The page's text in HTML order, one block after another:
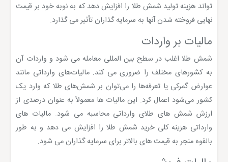
تواند هزینه تولید شمش طلا را افزایش دهد که به نوبه خود بر قیمت
نهایی فروخته شدن آنها به سرمایه گذاران تأثیر می گذارد.
مالیات بر واردات
شمش طلا اغلب در سطح بین المللی معامله می شود و واردات آن
به کشورهای مختلف را ضروری می کند. مالیات‌های وارداتی مانند
عوارض گمرکی یا تعرفه‌ها را می‌توان بر شمش‌های طلا که وارد یک
کشور می‌شود اعمال کرد. این مالیات ها معمولاً به عنوان درصدی از
ارزش شمش های طلای وارداتی محاسبه می شود. مالیات های
وارداتی هزینه کلی خرید شمش طلا را افزایش می دهد و به طور
بالقوه منجر به قیمت های بالاتر برای سرمایه گذاران می شود.